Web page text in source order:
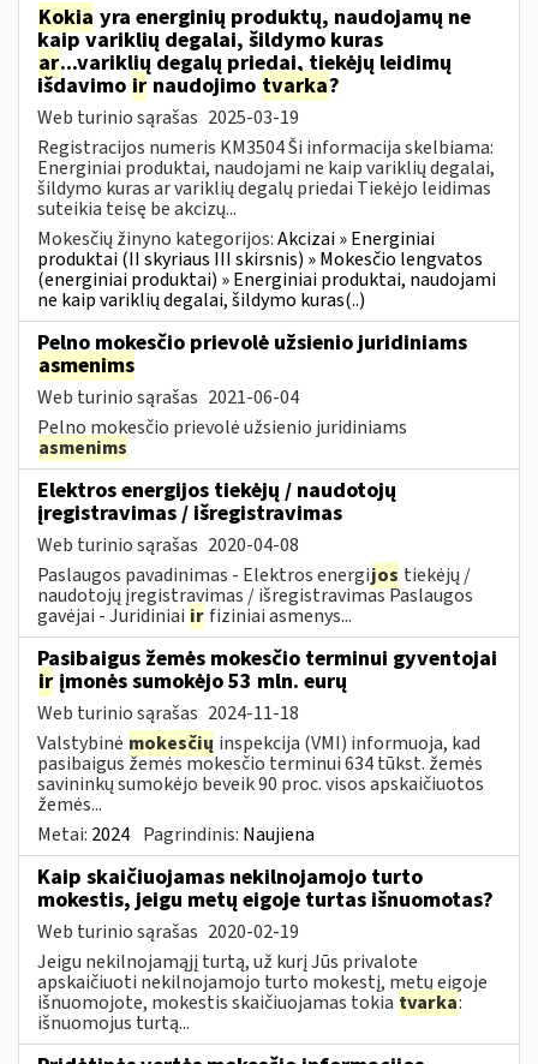
Kokia yra energinių produktų, naudojamų ne
kaip variklių degalai, šildymo kuras
ar...variklių degalų priedai, tiekėjų leidimų
išdavimo ir naudojimo tvarka?
Web turinio sąrašas 2025-03-19
Registracijos numeris KM3504 Ši informacija skelbiama:
Energiniai produktai, naudojami ne kaip variklių degalai,
šildymo kuras ar variklių degalų priedai Tiekėjo leidimas
suteikia teisę be akcizų...
Mokesčių žinyno kategorijos:Akcizai » Energiniai
produktai (II skyriaus III skirsnis) » Mokesčio lengvatos
(energiniai produktai) » Energiniai produktai, naudojami
ne kaip variklių degalai, šildymo kuras(..)
Pelno mokesčio prievolė užsienio juridiniams
asmenims
Web turinio sąrašas 2021-06-04
Pelno mokesčio prievolė užsienio juridiniams
asmenims
Elektros energijos tiekėjų / naudotojų
įregistravimas / išregistravimas
Web turinio sąrašas 2020-04-08
Paslaugos pavadinimas - Elektros energijos tiekėjų /
naudotojų įregistravimas / išregistravimas Paslaugos
gavėjai - Juridiniai ir fiziniai asmenys...
Pasibaigus žemės mokesčio terminui gyventojai
ir įmonės sumokėjo 53 mln. eurų
Web turinio sąrašas 2024-11-18
Valstybinė mokesčių inspekcija (VMI) informuoja, kad
pasibaigus žemės mokesčio terminui 634 tūkst. žemės
savininkų sumokėjo beveik 90 proc. visos apskaičiuotos
žemės...
Metai: 2024 Pagrindinis: Naujiena
Kaip skaičiuojamas nekilnojamojo turto
mokestis, jeigu metų eigoje turtas išnuomotas?
Web turinio sąrašas 2020-02-19
Jeigu nekilnojamąjį turtą, už kurį Jūs privalote
apskaičiuoti nekilnojamojo turto mokestį, metų eigoje
išnuomojote, mokestis skaičiuojamas tokia tvarka:
išnuomojus turtą...